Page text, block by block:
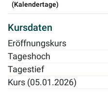
(Kalendertage)
Kursdaten
Eröffnungskurs
Tageshoch
Tagestief
Kurs (05.01.2026)